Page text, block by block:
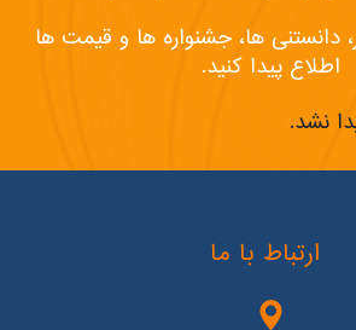
دانستنی ها، جشنواره ها و قیمت ها
اطلاع پیدا کنید.
نشد.
ارتباط با ما